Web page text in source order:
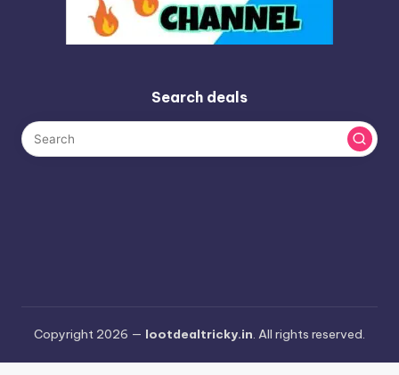
Search deals
Copyright 2026 — lootdealtricky.in. All rights reserved.